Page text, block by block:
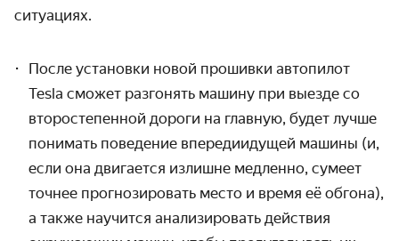
ситуациях.
После установки новой прошивки автопилот
Tesla сможет разгонять машину при выезде со
второ­степенной дороги на главную, будет лучше
понимать поведение впереди­идущей машины (и,
если она двигается излишне медленно, сумеет
точнее прогнозировать место и время её обгона),
а также научится анализировать действия